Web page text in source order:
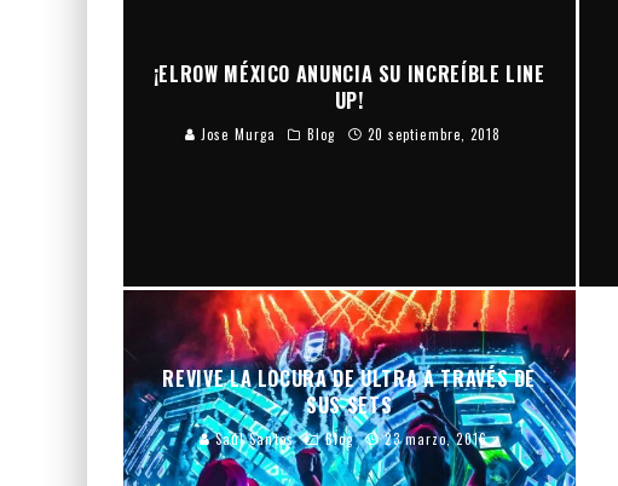
¡ELROW MÉXICO ANUNCIA SU INCREÍBLE LINE
UP!
Jose Murga Blog 20 septiembre, 2018
REVIVE LA LOCURA DE ULTRA A TRAVÉS DE
SUS SETS
Saúl Santos Blog 23 marzo, 2016